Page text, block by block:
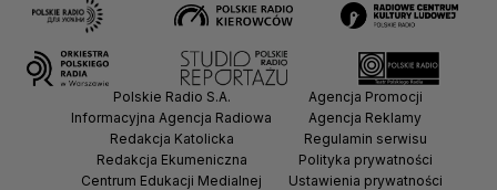
Polskie Radio S.A.
Informacyjna Agencja Radiowa
Redakcja Katolicka
Redakcja Ekumeniczna
Centrum Edukacji Medialnej
Agencja Promocji
Agencja Reklamy
Regulamin serwisu
Polityka prywatności
Ustawienia prywatności